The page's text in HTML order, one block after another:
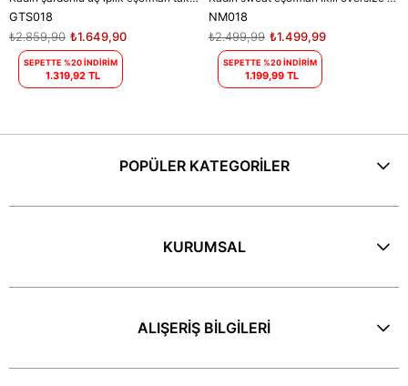
GTS018
₺1.649,90
₺2.859,90
SEPETTE %20 İNDİRİM
1.319,92 TL
NM018
₺1.499,99
₺2.499,99
SEPETTE %20 İNDİRİM
1.199,99 TL
POPÜLER KATEGORİLER
KURUMSAL
ALIŞERİŞ BİLGİLERİ